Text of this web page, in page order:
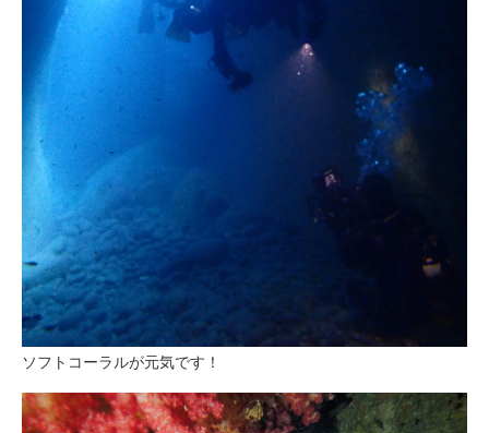
ソフトコーラルが元気です！